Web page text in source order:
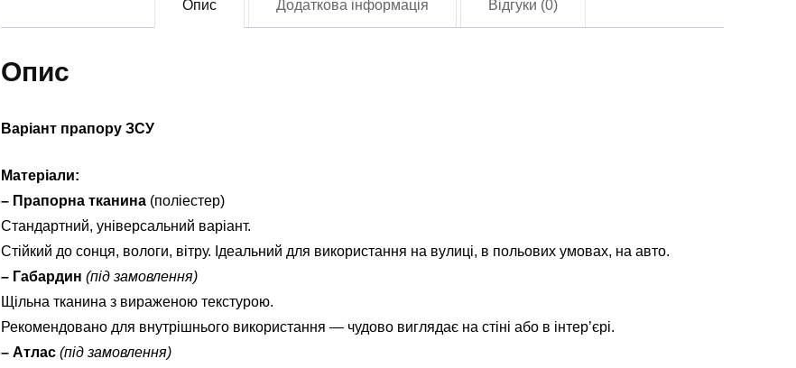
ОББпС)
Опис Додаткова інформація Відгуки (0)
Опис
Варіант прапору ЗСУ
Матеріали:
– Прапорна тканина (поліестер)
Стандартний, універсальний варіант.
Стійкий до сонця, вологи, вітру. Ідеальний для використання на вулиці, в польових умовах, на авто.
– Габардин (під замовлення)
Щільна тканина з вираженою текстурою.
Рекомендовано для внутрішнього використання — чудово виглядає на стіні або в інтер’єрі.
– Атлас (під замовлення)